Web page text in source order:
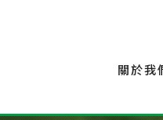
關於我